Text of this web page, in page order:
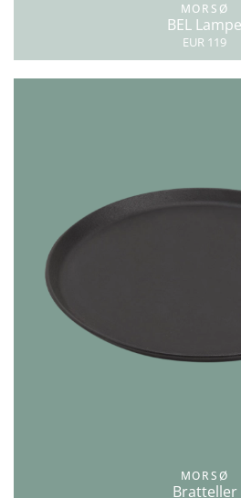
MORSØ
BEL Lampe
EUR 119
MORSØ
Bratteller